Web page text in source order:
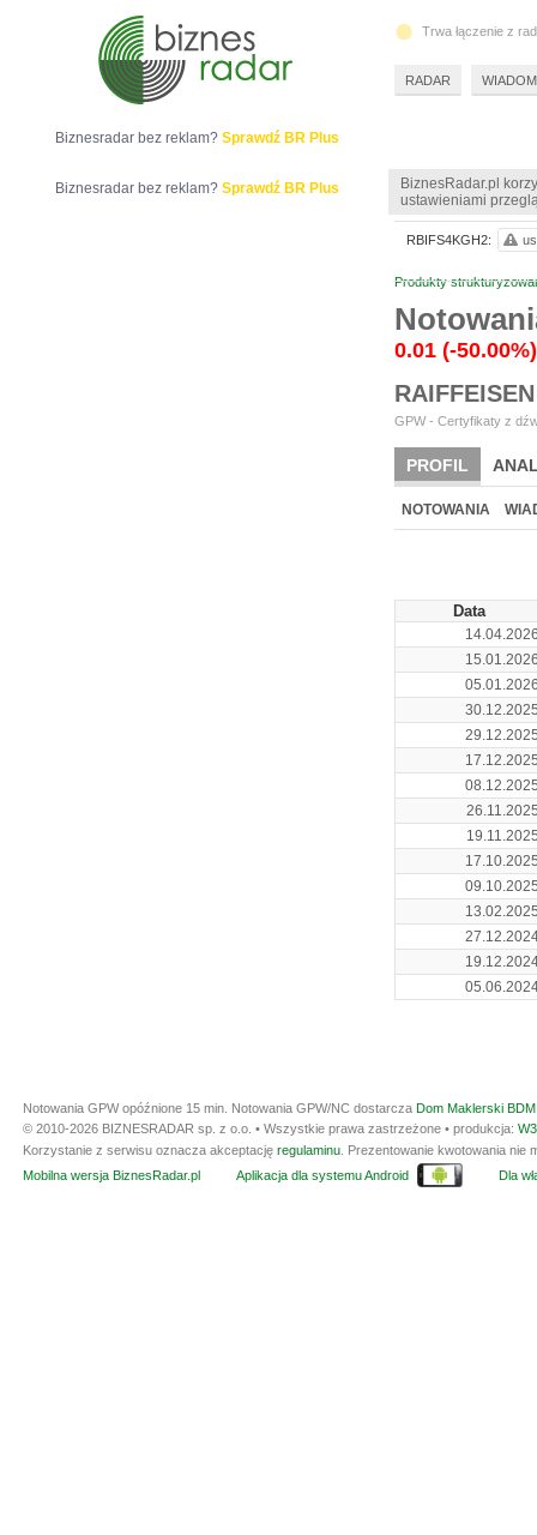
BiznesRadar.pl
ustawieniami
Produkty
0.01 (-50.00%)
GPW - Certyfikaty z
PROFIL
NOTOWANIA
Data
RBIFS4KGH2:
Biznesradar bez reklam? Sprawdź BR Plus
Biznesradar bez reklam? Sprawdź BR Plus
Trwa łączenie z
RADAR
Notowania GPW opóźnione 15 min. Notowania GPW/NC dostarcza Dom Maklerski
© 2010-2026 BIZNESRADAR sp. z o.o. • Wszystkie prawa zastrzeżone • produkcja:
Korzystanie z serwisu oznacza akceptację regulaminu . Prezentowanie kwotowania
Mobilna wersja BiznesRadar.pl
Aplikacja dla systemu Android Dla